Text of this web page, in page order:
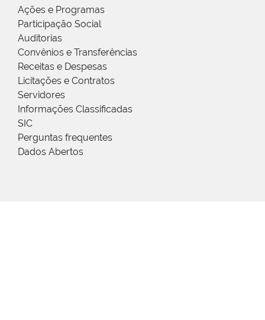
Ações e Programas
Participação Social
Auditorias
Convênios e Transferências
Receitas e Despesas
Licitações e Contratos
Servidores
Informações Classificadas
SIC
Perguntas frequentes
Dados Abertos